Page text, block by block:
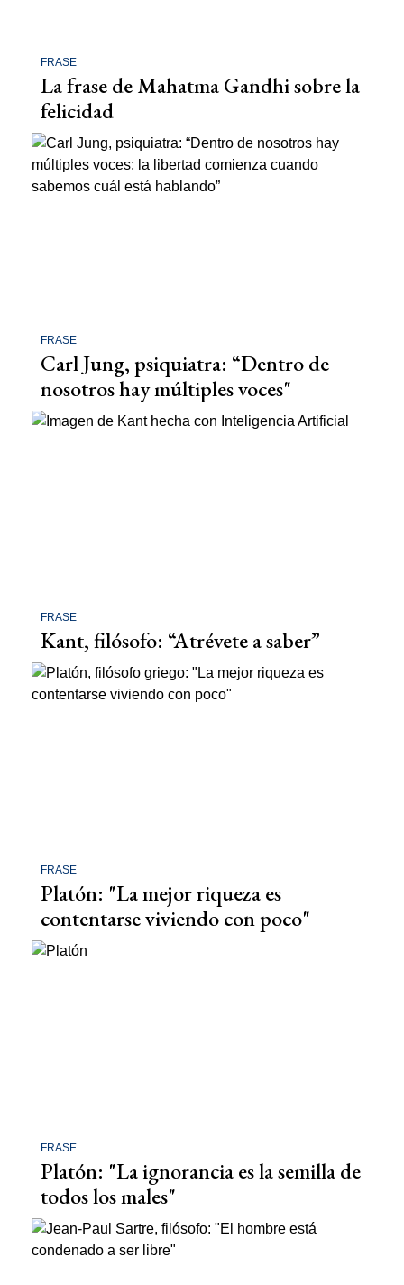
FRASE
La frase de Mahatma Gandhi sobre la
felicidad
FRASE
Carl Jung, psiquiatra: “Dentro de
nosotros hay múltiples voces"
FRASE
Kant, filósofo: “Atrévete a saber”
FRASE
Platón: "La mejor riqueza es
contentarse viviendo con poco"
FRASE
Platón: "La ignorancia es la semilla de
todos los males"